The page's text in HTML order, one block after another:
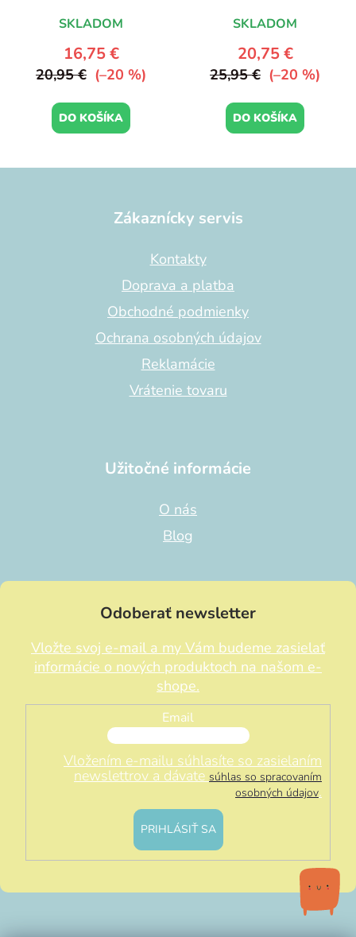
SKLADOM
16,75 €
20,95 € (–20 %)
DO KOŠÍKA
SKLADOM
20,75 €
25,95 € (–20 %)
DO KOŠÍKA
Zákaznícky servis
Kontakty
Doprava a platba
Obchodné podmienky
Ochrana osobných údajov
Reklamácie
Vrátenie tovaru
Užitočné informácie
O nás
Blog
Odoberať newsletter
Vložte svoj e-mail a my Vám budeme zasielať
informácie o nových produktoch na našom e-
shope.
Email
Vložením e-mailu súhlasíte so zasielaním
newslettrov a dávate súhlas so spracovaním
osobných údajov.
PRIHLÁSIŤ SA